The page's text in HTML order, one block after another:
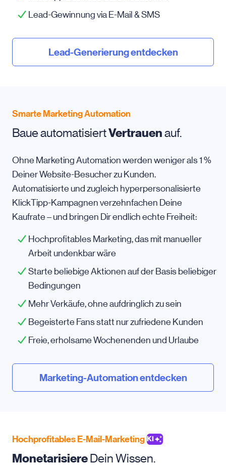
Lead-Gewinnung via E-Mail & SMS
Lead-Generierung entdecken
Smarte Marketing Automation
Baue automatisiertVertrauenauf.
Ohne Marketing Automation werden weniger als 1 %
Deiner Website-Besucher zu Kunden.
Automatisierte und zugleich hyperpersonalisierte
KlickTipp-Kampagnen verzehnfachen Deine
Kaufrate – und bringen Dir endlich echte Freiheit:
Hochprofitables Marketing, das mit manueller
Arbeit undenkbar wäre
Starte beliebige Aktionen auf der Basis beliebiger
Bedingungen
Mehr Verkäufe, ohne aufdringlich zu sein
Begeisterte Fans statt nur zufriedene Kunden
Freie, erholsame Wochenenden und Urlaube
Marketing-Automation entdecken
Hochprofitables E-Mail-Marketing KI
MonetarisiereDein Wissen.